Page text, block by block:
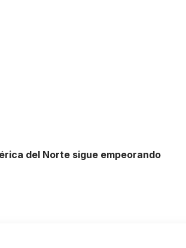
del Norte sigue empeorando